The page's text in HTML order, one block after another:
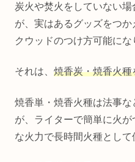
炭火や焚火をしていない
が、実はあるグッズをつ
クウッドのつけ方可能にな
それは、 焼香炭・焼香火種
焼香単・焼香火種は法事
が、ライターで簡単に火
な火力で長時間火種として